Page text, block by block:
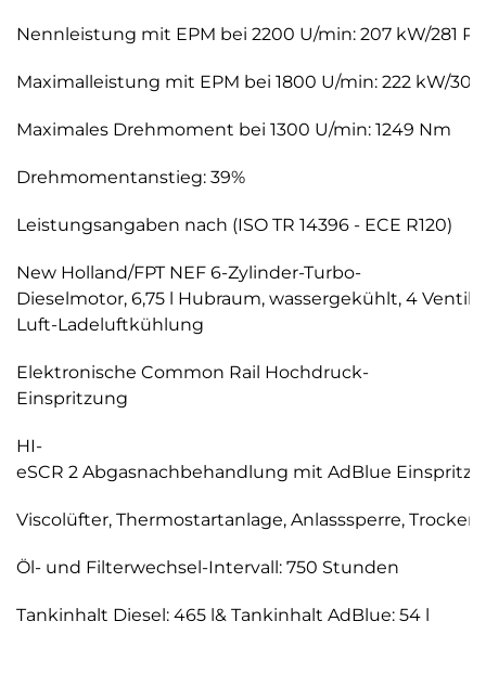
Nennleistung mit EPM bei 2200 U/min: 207 kW/281 PS
Maximalleistung mit EPM bei 1800 U/min: 222 kW/302
Maximales Drehmoment bei 1300 U/min: 1249 Nm
Drehmomentanstieg: 39%
Leistungsangaben nach (ISO TR 14396 - ECE R120)
New Holland/FPT NEF 6-Zylinder-Turbo-
Dieselmotor, 6,75 l Hubraum, wassergekühlt, 4
Luft-Ladeluftkühlung
Elektronische Common Rail Hochdruck-
Einspritzung
HI-
eSCR 2 Abgasnachbehandlung mit AdBlue
Viscolüfter, Thermostartanlage, Anlasssperre,
Öl- und Filterwechsel-Intervall: 750 Stunden
Tankinhalt Diesel: 465 l& Tankinhalt AdBlue: 54 l